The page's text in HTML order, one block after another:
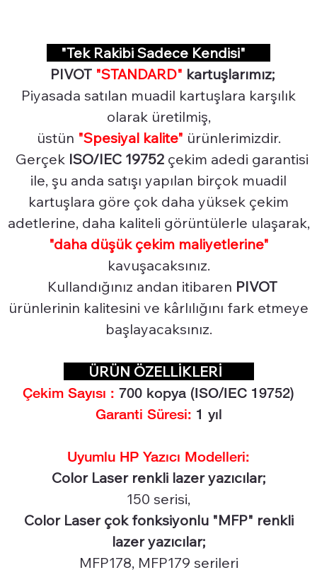
"Tek Rakibi Sadece Kendisi"
PIVOT "STANDARD" kartuşlarımız;
Piyasada satılan muadil kartuşlara karşılık
olarak üretilmiş,
üstün "Spesiyal kalite" ürünlerimizdir.
Gerçek ISO/IEC 19752 çekim adedi garantisi
ile, şu anda satışı yapılan birçok muadil
kartuşlara göre çok daha yüksek çekim
adetlerine, daha kaliteli görüntülerle ulaşarak,
"daha düşük çekim maliyetlerine"
kavuşacaksınız.
Kullandığınız andan itibaren PIVOT
ürünlerinin kalitesini ve kârlılığını fark etmeye
başlayacaksınız.
ÜRÜN ÖZELLİKLERİ
Çekim Sayısı : 700 kopya (ISO/IEC 19752)
Garanti Süresi: 1 yıl
Uyumlu HP Yazıcı Modelleri:
Color Laser renkli lazer yazıcılar;
150 serisi,
Color Laser çok fonksiyonlu "MFP" renkli
lazer yazıcılar;
MFP178, MFP179 serileri